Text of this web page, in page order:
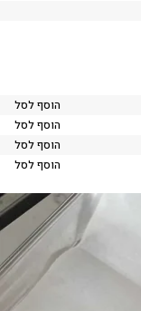
הוסף לסל
הוסף לסל
הוסף לסל
הוסף לסל